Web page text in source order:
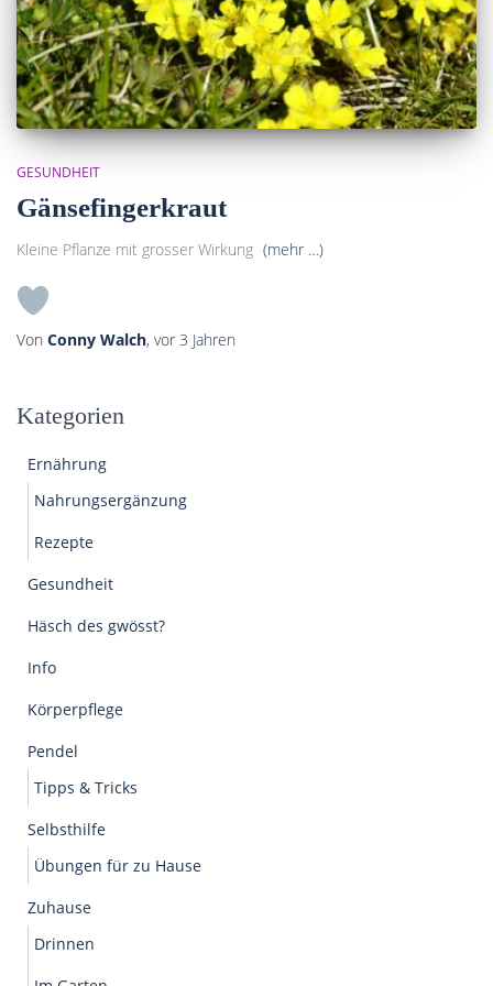
GESUNDHEIT
Gänsefingerkraut
Kleine Pflanze mit grosser Wirkung (mehr …)
Von Conny Walch, vor 3 Jahren
Kategorien
Ernährung
Nahrungsergänzung
Rezepte
Gesundheit
Häsch des gwösst?
Info
Körperpflege
Pendel
Tipps & Tricks
Selbsthilfe
Übungen für zu Hause
Zuhause
Drinnen